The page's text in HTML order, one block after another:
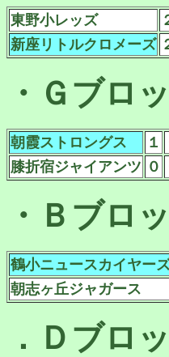
東野小レッズ
新座リトルクロメーズ
・Ｇブロ
朝霞ストロングス １
膝折宿ジャイアンツ ０
・Ｂブロ
鶴小ニュースカイヤー
朝志ヶ丘ジャガース
．Ｄブロ